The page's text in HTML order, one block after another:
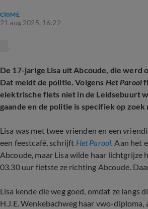
CRIME
21 aug 2025, 16:22
De 17-jarige Lisa uit Abcoude, die
Dat meldt de politie. Volgens Het Parool
elektrische fiets niet in de Leidsebuurt
gaande en de politie is specifiek op
Lisa was met twee vrienden en een
een feestcafé, schrijft Het Parool. Aan het
Abcoude, maar Lisa wilde haar lichtgrijze
03.30 uur fietste ze richting Abcoude.
Lisa kende die weg goed, omdat ze langs
H.J.E. Wenkebachweg haar vwo-diploma,